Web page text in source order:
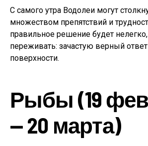
С самого утра Водолеи могут
множеством препятствий и
правильное решение будет
переживать: зачастую верный
поверхности.
Рыбы (19
— 20 марта)